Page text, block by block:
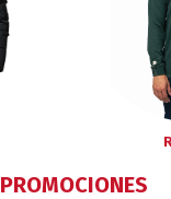
PROMOCIONES